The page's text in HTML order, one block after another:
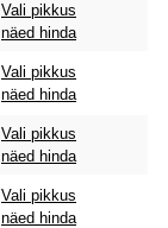
Vali pikkus
näed hinda
Vali pikkus
näed hinda
Vali pikkus
näed hinda
Vali pikkus
näed hinda